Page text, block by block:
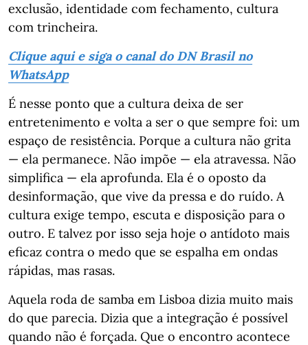
exclusão, identidade com fechamento, cultura
com trincheira.
Clique aqui e siga o canal do DN Brasil no
WhatsApp
É nesse ponto que a cultura deixa de ser
entretenimento e volta a ser o que sempre foi: um
espaço de resistência. Porque a cultura não grita
— ela permanece. Não impõe — ela atravessa. Não
simplifica — ela aprofunda. Ela é o oposto da
desinformação, que vive da pressa e do ruído. A
cultura exige tempo, escuta e disposição para o
outro. E talvez por isso seja hoje o antídoto mais
eficaz contra o medo que se espalha em ondas
rápidas, mas rasas.
Aquela roda de samba em Lisboa dizia muito mais
do que parecia. Dizia que a integração é possível
quando não é forçada. Que o encontro acontece